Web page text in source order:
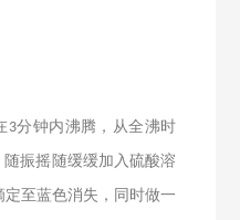
3分钟内沸腾，从全沸时
随振摇随缓缓加入硫酸溶
定至蓝色消失，同时做一